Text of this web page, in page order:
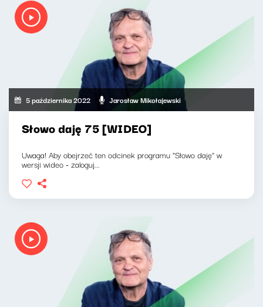
5 października 2022 Jarosław Mikołajewski
Słowo daję 75 [WIDEO]
Uwaga! Aby obejrzeć ten odcinek programu "Słowo daję" w
wersji wideo - zaloguj...